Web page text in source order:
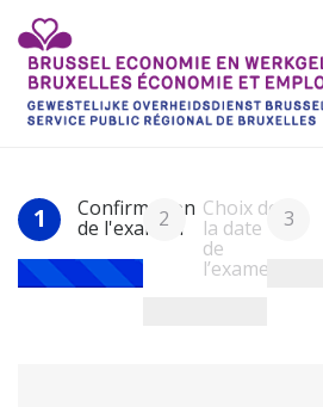
1 Confirmation
de l'examen
2 Choix de
la date
de
l’examen
3